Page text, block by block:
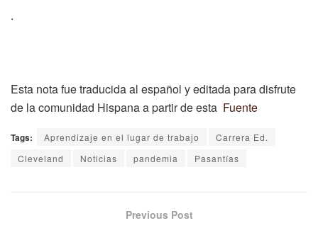
.
Esta nota fue traducida al español y editada para disfrute
de la comunidad Hispana a partir de esta Fuente
Tags: Aprendizaje en el lugar de trabajo
Carrera Ed.
Cleveland
Noticias pandemia Pasantías
Previous Post